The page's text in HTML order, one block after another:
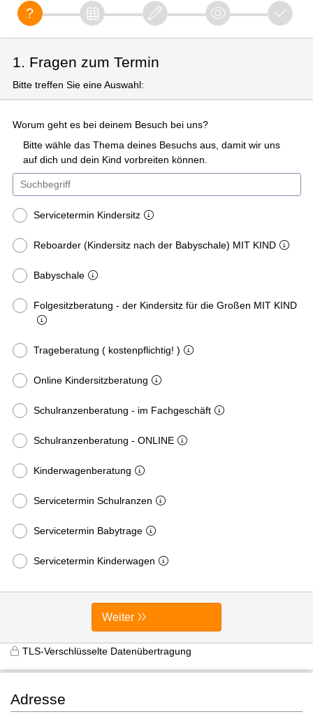
1. Fragen zum Termin
Bitte treffen Sie eine Auswahl:
Worum geht es bei deinem Besuch bei uns?
Bitte wähle das Thema deines Besuchs aus, damit wir uns
auf dich und dein Kind vorbreiten können.
Servicetermin Kindersitz
Reboarder (Kindersitz nach der Babyschale) MIT KIND
Babyschale
Folgesitzberatung - der Kindersitz für die Großen MIT KIND
Trageberatung ( kostenpflichtig! )
Online Kindersitzberatung
Schulranzenberatung - im Fachgeschäft
Schulranzenberatung - ONLINE
Kinderwagenberatung
Servicetermin Schulranzen
Servicetermin Babytrage
Servicetermin Kinderwagen
Weiter
TLS-Verschlüsselte Datenübertragung
Adresse